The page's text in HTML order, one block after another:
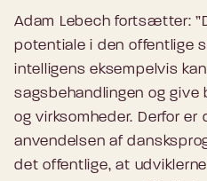
Adam Lebech fortsætter:
potentiale i den offentlige
intelligens eksempelvis
sagsbehandlingen og give
og virksomheder. Derfor
anvendelsen af
det offentlige, at